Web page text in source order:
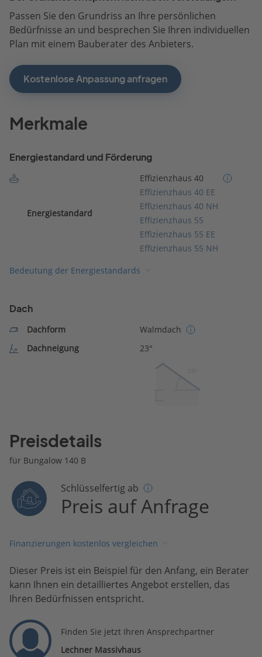
Passen Sie den Grundriss an Ihre persönlichen
Bedürfnisse an und besprechen Sie Ihren individuellen
Plan mit einem Bauberater des Anbieters.
Kostenlose Anpassung anfragen
Merkmale
Energiestandard und Förderung
Energiestandard
Effizienzhaus 40
Effizienzhaus 40 EE
Effizienzhaus 40 NH
Effizienzhaus 55
Effizienzhaus 55 EE
Effizienzhaus 55 NH
Bedeutung der Energiestandards
Dach
Dachform
Walmdach
Dachneigung
23°
Preisdetails
für Bungalow 140 B
Schlüsselfertig ab
Preis auf Anfrage
Finanzierungen kostenlos vergleichen
Dieser Preis ist ein Beispiel für den Anfang, ein Berater
kann Ihnen ein detailliertes Angebot erstellen, das
Ihren Bedürfnissen entspricht.
Finden Sie jetzt Ihren Ansprechpartner
Lechner Massivhaus